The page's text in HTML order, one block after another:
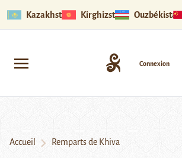
Kazakhstan Kirghizstan Ouzbékistan
Connexion
Accueil Remparts de Khiva